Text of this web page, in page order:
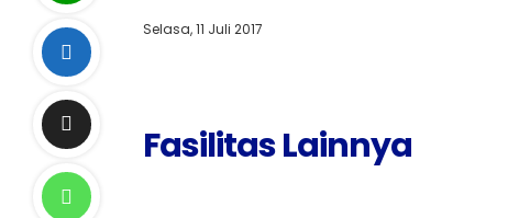
Selasa, 11 Juli 2017
Fasilitas Lainnya